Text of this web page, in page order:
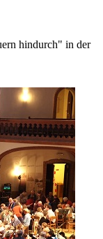
hindurch" in der